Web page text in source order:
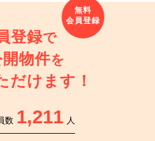
登録で
物件を
だけます！
数 1,211 人